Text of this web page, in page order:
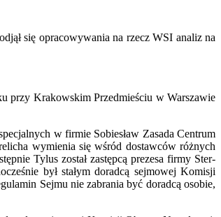
się opracowywania na rzecz WSI analiz na
przy Krakowskim Przedmieściu w Warszawie
w firmie Sobiesław Zasada Centrum
wymienia się wśród dostawców różnych
Tylus został zastępcą prezesa firmy Ster-
był stałym doradcą sejmowej Komisji
Sejmu nie zabrania być doradcą osobie,